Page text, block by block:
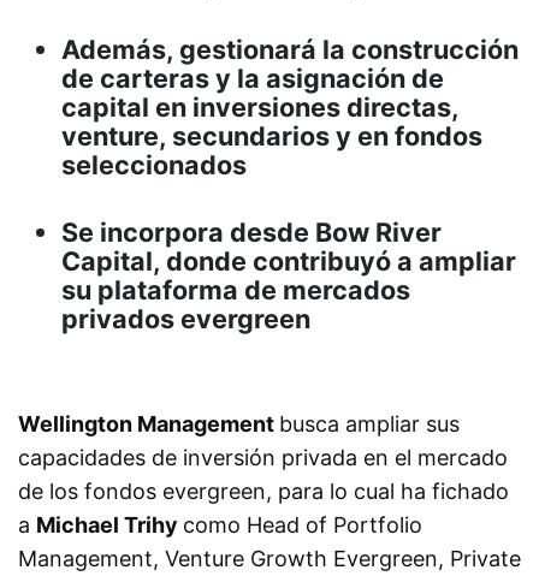
Además, gestionará la construcción
de carteras y la asignación de
capital en inversiones directas,
venture, secundarios y en fondos
seleccionados
Se incorpora desde Bow River
Capital, donde contribuyó a ampliar
su plataforma de mercados
privados evergreen
Wellington Management busca ampliar sus
capacidades de inversión privada en el mercado
de los fondos evergreen, para lo cual ha fichado
a Michael Trihy como Head of Portfolio
Management, Venture Growth Evergreen, Private